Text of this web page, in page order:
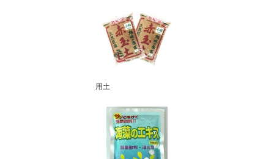
用土